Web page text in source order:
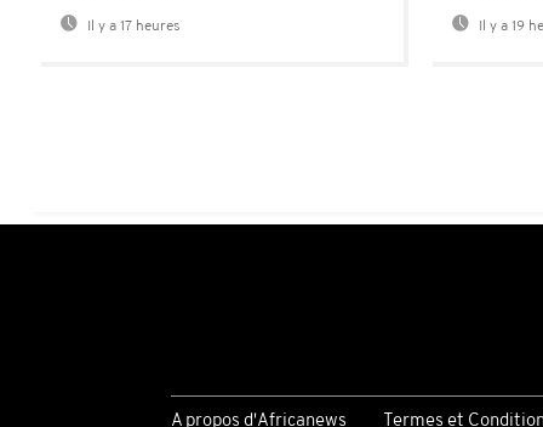
Il y a 17 heures Il y a 19
A propos d'Africanews Termes et